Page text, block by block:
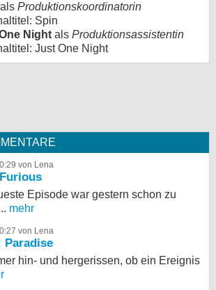
als Produktionskoordinatorin
Spin
Night als Produktionsassistentin
Just One Night
von Lena
Episode war gestern schon zu
mehr
von Lena
Paradise
hin- und hergerissen, ob ein Ereignis